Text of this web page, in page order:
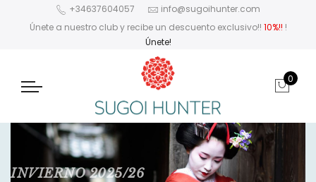
+34637604057
info@sugoihunter.com
Únete a nuestro club y recibe un descuento exclusivo!! 10%!! !
Únete!
0
INVIERNO 2025/26